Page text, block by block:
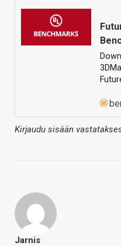
Kirjaudu sisään
Jarnis